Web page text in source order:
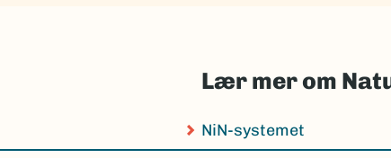
Lær mer om
NiN-systemet